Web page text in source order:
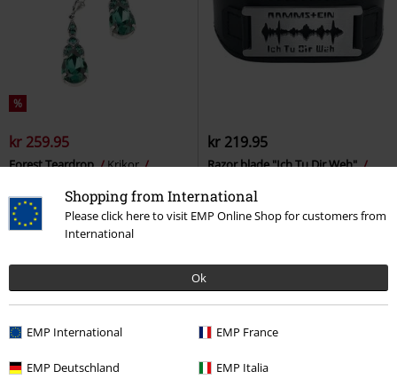
Shopping from International
Please click here to visit EMP Online Shop for customers from
International
Ok
EMP International EMP France
EMP Deutschland EMP Italia
%
kr 259.95
Forest Teardrop
Krikor
kr 219.95
Razor blade "Ich Tu Dir Weh"